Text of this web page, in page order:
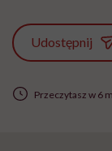
Udostępnij
Przeczytasz w 6